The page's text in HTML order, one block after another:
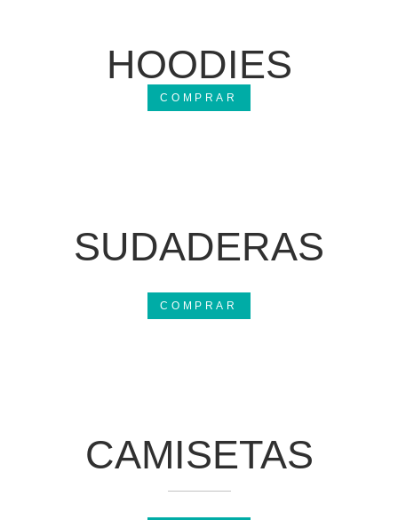
HOODIES
COMPRAR
SUDADERAS
COMPRAR
CAMISETAS